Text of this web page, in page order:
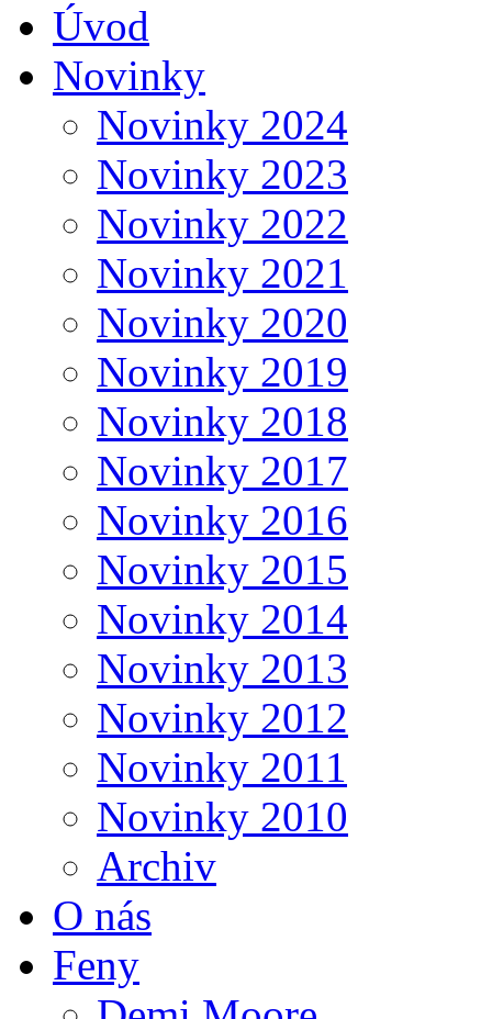
Úvod
Novinky
Novinky 2024
Novinky 2023
Novinky 2022
Novinky 2021
Novinky 2020
Novinky 2019
Novinky 2018
Novinky 2017
Novinky 2016
Novinky 2015
Novinky 2014
Novinky 2013
Novinky 2012
Novinky 2011
Novinky 2010
Archiv
O nás
Feny